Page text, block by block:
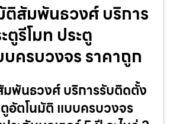
ติสัมพันธวงศ์ บริการ
รีโมท ประตู
ครบวงจร ราคาถูก
มพันธวงศ์ บริการรับติดตั้ง
ตูอัตโนมัติ แบบครบวงจร